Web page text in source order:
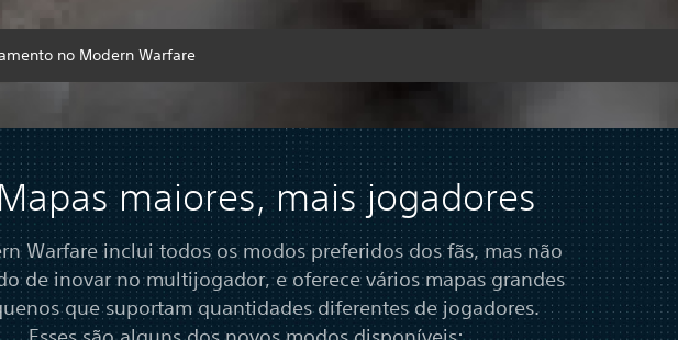
no Modern Warfare
maiores, mais jogadores
Warfare inclui todos os modos preferidos dos fãs, mas não
de inovar no multijogador, e oferece vários mapas grandes
que suportam quantidades diferentes de jogadores.
Esses são alguns dos novos modos disponíveis: